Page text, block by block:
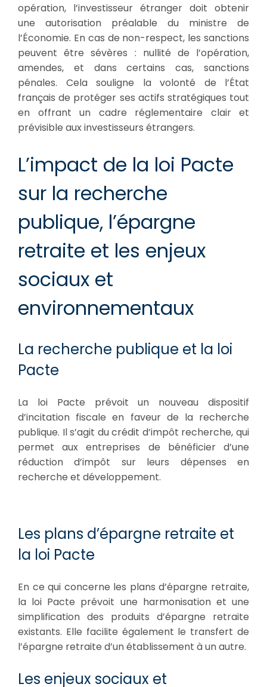
opération, l’investisseur étranger doit obtenir
une autorisation préalable du ministre de
l’Économie. En cas de non-respect, les sanctions
peuvent être sévères : nullité de l’opération,
amendes, et dans certains cas, sanctions
pénales. Cela souligne la volonté de l’État
français de protéger ses actifs stratégiques tout
en offrant un cadre réglementaire clair et
prévisible aux investisseurs étrangers.
L’impact de la loi Pacte
sur la recherche
publique, l’épargne
retraite et les enjeux
sociaux et
environnementaux
La recherche publique et la loi
Pacte
La loi Pacte prévoit un nouveau dispositif
d’incitation fiscale en faveur de la recherche
publique. Il s’agit du crédit d’impôt recherche, qui
permet aux entreprises de bénéficier d’une
réduction d’impôt sur leurs dépenses en
recherche et développement.
Les plans d’épargne retraite et
la loi Pacte
En ce qui concerne les plans d’épargne retraite,
la loi Pacte prévoit une harmonisation et une
simplification des produits d’épargne retraite
existants. Elle facilite également le transfert de
l’épargne retraite d’un établissement à un autre.
Les enjeux sociaux et